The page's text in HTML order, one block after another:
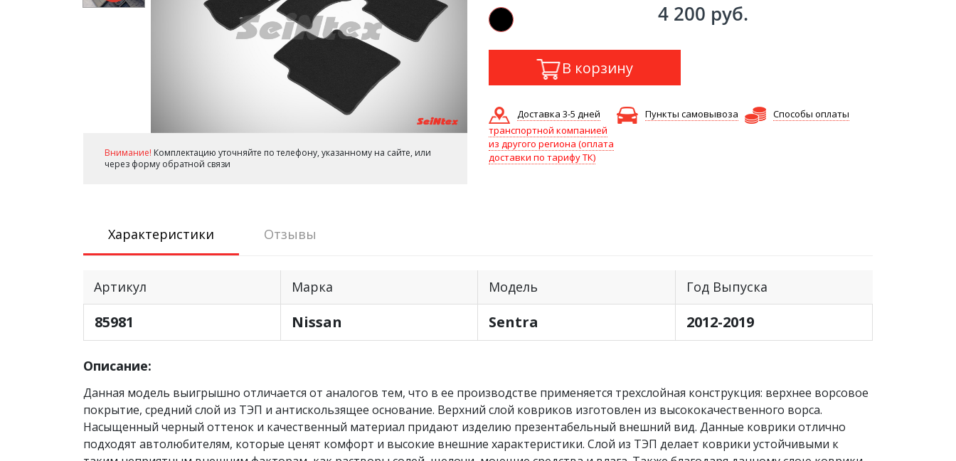
Внимание! Комплектацию уточняйте по телефону, указанному на сайте, или
через форму обратной связи
4 200 руб.
В корзину
Доставка 3-5 дней
транспортной компанией
из другого региона (оплата
доставки по тарифу ТК)
Пункты самовывоза Способы оплаты
Характеристики Отзывы
Артикул
85981
Марка
Nissan
Модель
Sentra
Год Выпуска
2012-2019
Описание:
Данная модель выигрышно отличается от аналогов тем, что в ее производстве применяется трехслойная конструкция: верхнее ворсовое
покрытие, средний слой из ТЭП и антискользящее основание. Верхний слой ковриков изготовлен из высококачественного ворса.
Насыщенный черный оттенок и качественный материал придают изделию презентабельный внешний вид. Данные коврики отлично
подходят автолюбителям, которые ценят комфорт и высокие внешние характеристики. Слой из ТЭП делает коврики устойчивыми к